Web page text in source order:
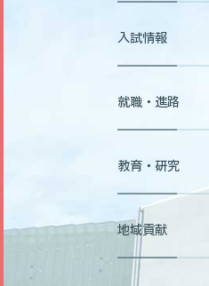
入試情報
就職・進路
教育・研究
地域貢献